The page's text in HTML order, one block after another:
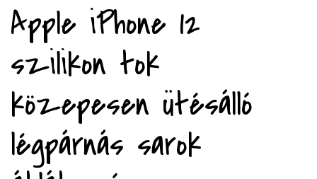
Apple iPhone 12
szilikon tok
közepesen ütésálló
légpárnás sarok